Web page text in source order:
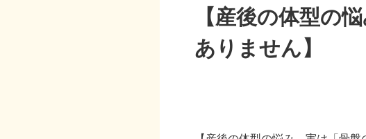
【産後の体型の
ありません】